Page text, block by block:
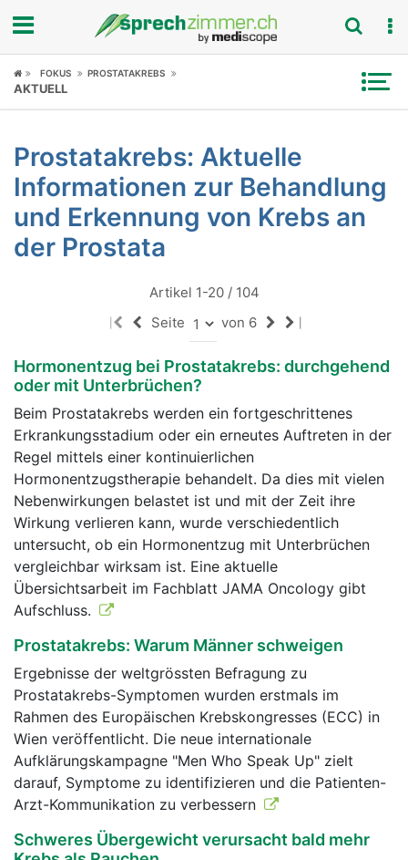
Fokus
Symptome
Untersuchungen
News
FOKUS PROSTATAKREBS
AKTUELL
Prostatakrebs: Aktuelle
Informationen zur Behandlung
und Erkennung von Krebs an
der Prostata
Artikel 1-20 / 104
Seite von 6
Hormonentzug bei Prostatakrebs: durchgehend
oder mit Unterbrüchen?
Beim Prostatakrebs werden ein fortgeschrittenes
Erkrankungsstadium oder ein erneutes Auftreten in der
Regel mittels einer kontinuierlichen
Hormonentzugstherapie behandelt. Da dies mit vielen
Nebenwirkungen belastet ist und mit der Zeit ihre
Wirkung verlieren kann, wurde verschiedentlich
untersucht, ob ein Hormonentzug mit Unterbrüchen
vergleichbar wirksam ist. Eine aktuelle
Übersichtsarbeit im Fachblatt JAMA Oncology gibt
Aufschluss.
Prostatakrebs: Warum Männer schweigen
Ergebnisse der weltgrössten Befragung zu
Prostatakrebs-Symptomen wurden erstmals im
Rahmen des Europäischen Krebskongresses (ECC) in
Wien veröffentlicht. Die neue internationale
Aufklärungskampagne "Men Who Speak Up" zielt
darauf, Symptome zu identifizieren und die Patienten-
Arzt-Kommunikation zu verbessern
Schweres Übergewicht verursacht bald mehr